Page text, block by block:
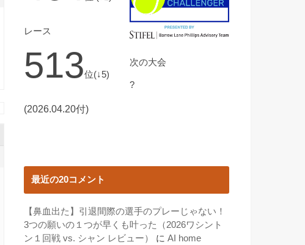
レース
513位(↓5)
(2026.04.20付)
次の大会
?
最近の20コメント
【鼻血出た】引退間際の選手のプレーじゃない！
3つの願いの１つが早くも叶った（2026ワシント
ン１回戦 vs. シャン レビュー）
に AI home